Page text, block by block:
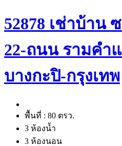
52878 เช่าบ้าน
22-ถนน รามคำ
บางกะปิ-กรุงเทพ
พื้นที่ : 80 ตรว.
3 ห้องน้ำ
3 ห้องนอน